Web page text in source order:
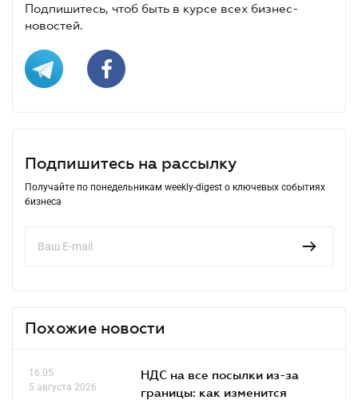
Подпишитесь, чтоб быть в курсе всех бизнес-
новостей.
Подпишитесь на рассылку
Получайте по понедельникам weekly-digest о ключевых событиях
бизнеса
Похожие новости
16.05
5 августа 2026
НДС на все посылки из-за
границы: как изменится